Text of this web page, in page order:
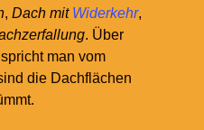
, Dach mit Widerkehr,
. Über
man vom
die Dachflächen